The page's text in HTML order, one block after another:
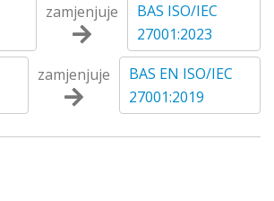
zamjenjuje
BAS ISO/IEC
27001:2023
zamjenjuje
BAS EN ISO/IEC
27001:2019